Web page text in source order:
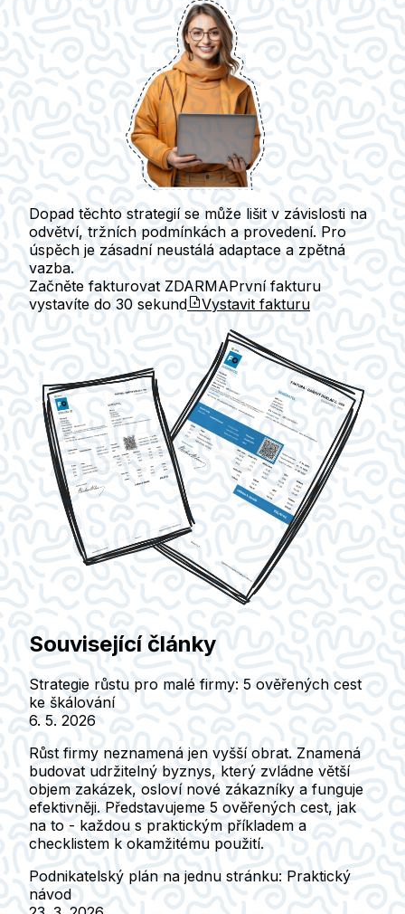
Dopad těchto strategií se může lišit v závislosti na
odvětví, tržních podmínkách a provedení. Pro
úspěch je zásadní neustálá adaptace a zpětná
vazba.
Začněte fakturovat ZDARMAPrvní fakturu
vystavíte do 30 sekund Vystavit fakturu
Související články
Strategie růstu pro malé firmy: 5 ověřených cest
ke škálování
6. 5. 2026
Růst firmy neznamená jen vyšší obrat. Znamená
budovat udržitelný byznys, který zvládne větší
objem zakázek, osloví nové zákazníky a funguje
efektivněji. Představujeme 5 ověřených cest, jak
na to - každou s praktickým příkladem a
checklistem k okamžitému použití.
Podnikatelský plán na jednu stránku: Praktický
návod